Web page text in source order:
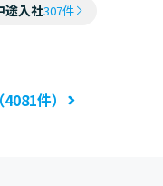
途入社307件
件）